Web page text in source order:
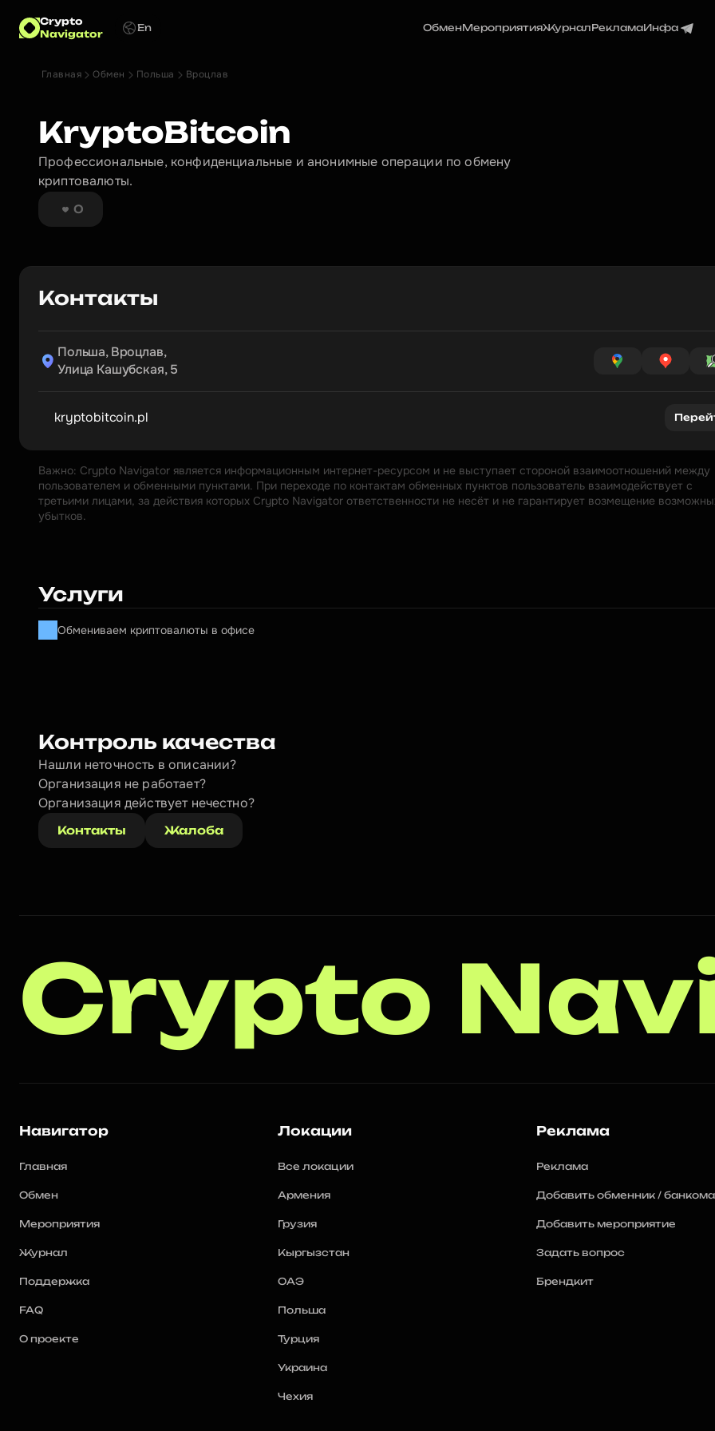
Crypto
Navigator
En ОбменМероприятияЖурналРекламаИнфа
Главная Обмен Польша Вроцлав
KryptoBitcoin
Профессиональные, конфиденциальные и анонимные операции по обмену
криптовалюты.
0
Контакты
Польша, Вроцлав,
Улица Кашубская, 5
kryptobitcoin.pl
Важно: Crypto Navigator является информационным интернет-ресурсом и не выступает стороной взаимоотношений между
пользователем и обменными пунктами. При переходе по контактам обменных пунктов пользователь взаимодействует с
третьими лицами, за действия которых Crypto Navigator ответственности не несёт и не гарантирует возмещение
убытков.
Услуги
Обмениваем криптовалюты в офисе
Контроль качества
Нашли неточность в описании?
Организация не работает?
Организация действует нечестно?
Контакты Жалоба
Crypto
Навигатор
Главная
Обмен
Мероприятия
Журнал
Поддержка
FAQ
О проекте
Локации
Все локации
Армения
Грузия
Кыргызстан
ОАЭ
Польша
Турция
Украина
Чехия
Реклама
Реклама
Добавить обменник /
Добавить мероприятие
Задать вопрос
Брендкит